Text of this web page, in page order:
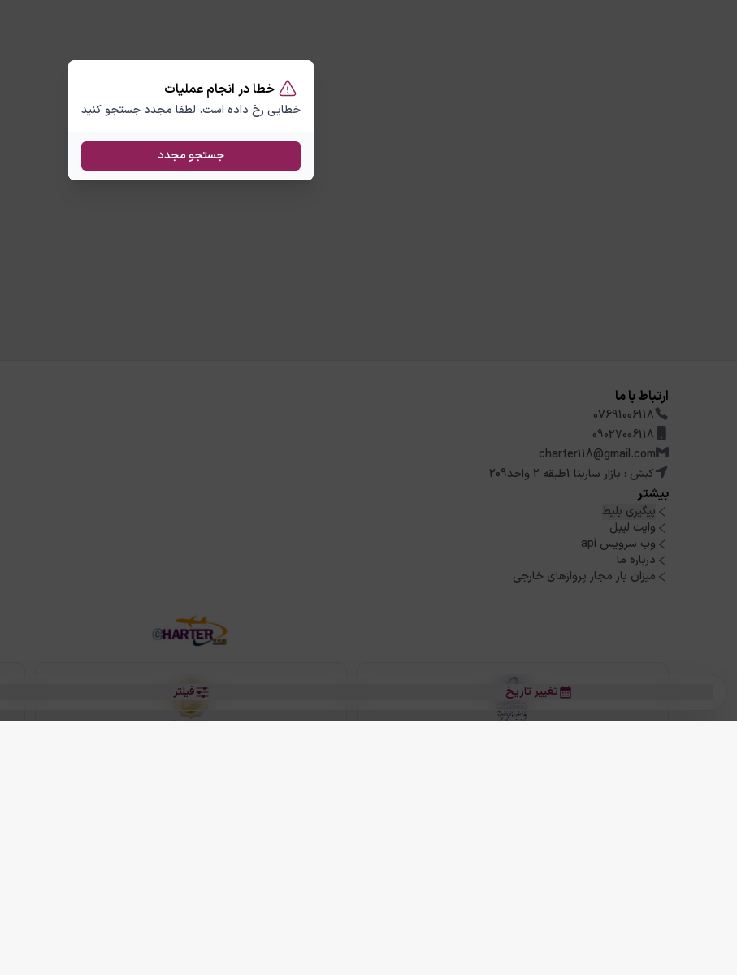
خطا در انجام عملیات
خطایی رخ داده است. لطفا مجدد جستجو کنید
جستجو مجدد
فیلتر تغییر تاریخ
ارتباط با ما
07691006118
09027006118
charter118@gmail.com
کیش : بازار سارینا 1طبقه 2 واحد209
بیشتر
پیگیری بلیط
وایت لیبل
وب سرویس api
درباره ما
میزان بار مجاز پروازهای خارجی